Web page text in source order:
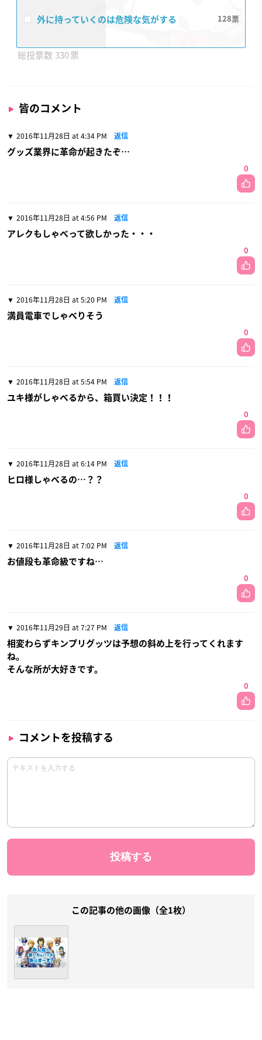
外に持っていくのは危険な気がする 128
330
皆のコメント
2016年11月28日 at 4:34 PM 返信
グッズ業界に革命が起きたぞ…
0
2016年11月28日 at 4:56 PM 返信
アレクもしゃべって欲しかった・・・
0
2016年11月28日 at 5:20 PM 返信
満員電車でしゃべりそう
0
2016年11月28日 at 5:54 PM 返信
ユキ様がしゃべるから、箱買い決定！！！
0
2016年11月28日 at 6:14 PM 返信
ヒロ様しゃべるの…？？
0
2016年11月28日 at 7:02 PM 返信
お値段も革命級ですね…
0
2016年11月29日 at 7:27 PM 返信
相変わらずキンプリグッツは予想の斜め上を行ってくれます
ね。
そんな所が大好きです。
0
コメントを投稿する
この記事の他の画像（全1枚）